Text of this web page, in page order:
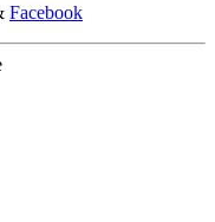
Facebook